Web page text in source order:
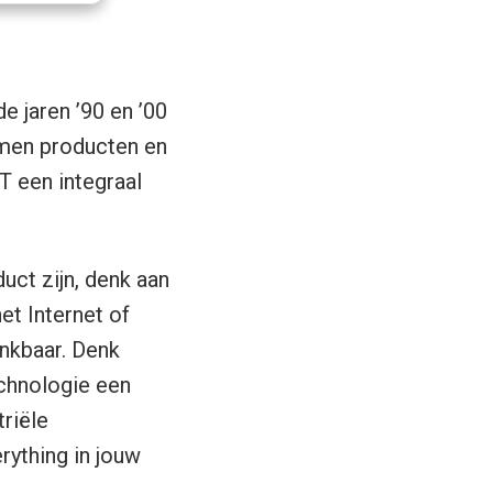
jaren ’90 en ’00
producten en
een integraal
zijn, denk aan
Internet of
Denk
een
in jouw